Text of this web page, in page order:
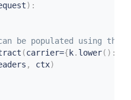
) :
be populated using the
(carrier={ k. lower( ) :
, ctx)